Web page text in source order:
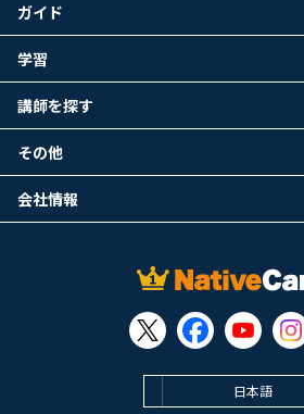
日本語
ガイド
学習
講師を探す
その他
会社情報